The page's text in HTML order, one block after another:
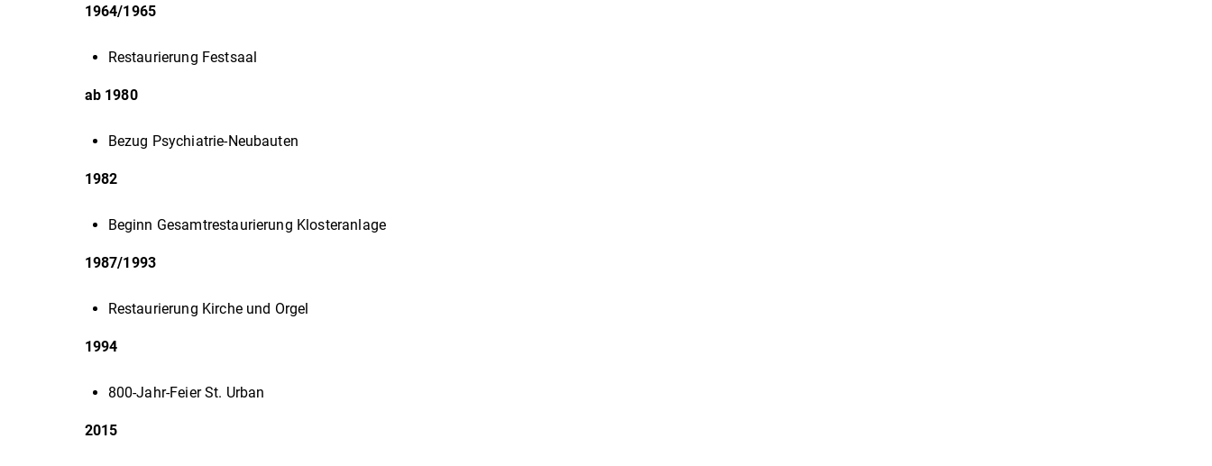
1964/1965
Restaurierung Festsaal
ab 1980
Bezug Psychiatrie-Neubauten
1982
Beginn Gesamtrestaurierung Klosteranlage
1987/1993
Restaurierung Kirche und Orgel
1994
800-Jahr-Feier St. Urban
2015